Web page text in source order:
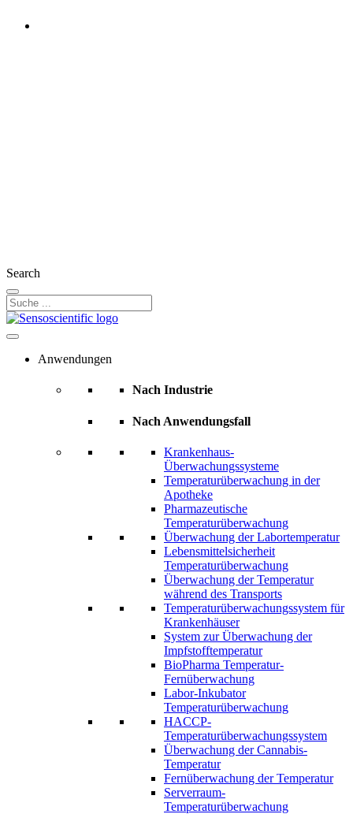
Search
Anwendungen
Nach Industrie
Nach Anwendungsfall
Krankenhaus-
Überwachungssysteme
Temperaturüberwachung in der
Apotheke
Pharmazeutische
Temperaturüberwachung
Überwachung der Labortemperatur
Lebensmittelsicherheit
Temperaturüberwachung
Überwachung der Temperatur
während des Transports
Temperaturüberwachungssystem für
Krankenhäuser
System zur Überwachung der
Impfstofftemperatur
BioPharma Temperatur-
Fernüberwachung
Labor-Inkubator
Temperaturüberwachung
HACCP-
Temperaturüberwachungssystem
Überwachung der Cannabis-
Temperatur
Fernüberwachung der Temperatur
Serverraum-
Temperaturüberwachung